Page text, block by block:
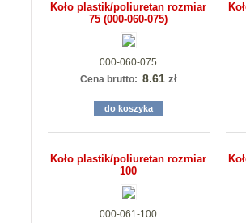
Koło plastik/poliuretan rozmiar
75 (000-060-075)
000-060-075
Cena brutto: 8.61 zł
do koszyka
Koło plastik/poliuretan rozmiar
100
000-061-100